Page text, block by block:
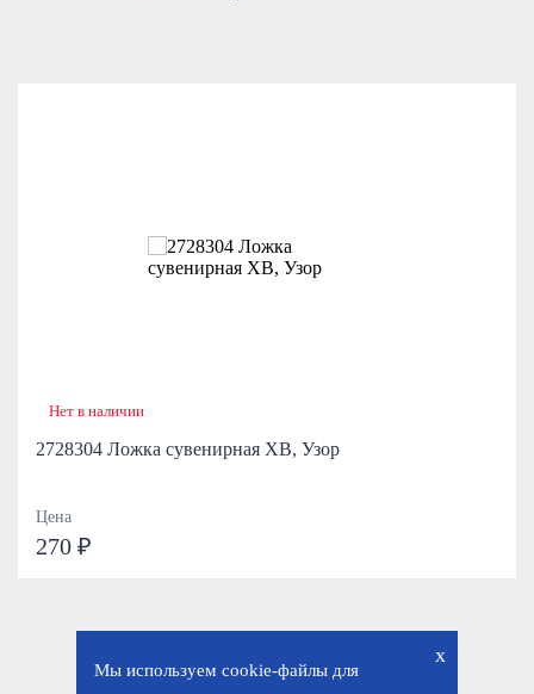
Нет в наличии
2728304 Ложка сувенирная ХВ, Узор
Цена
270 ₽
x
Мы используем cookie-файлы для